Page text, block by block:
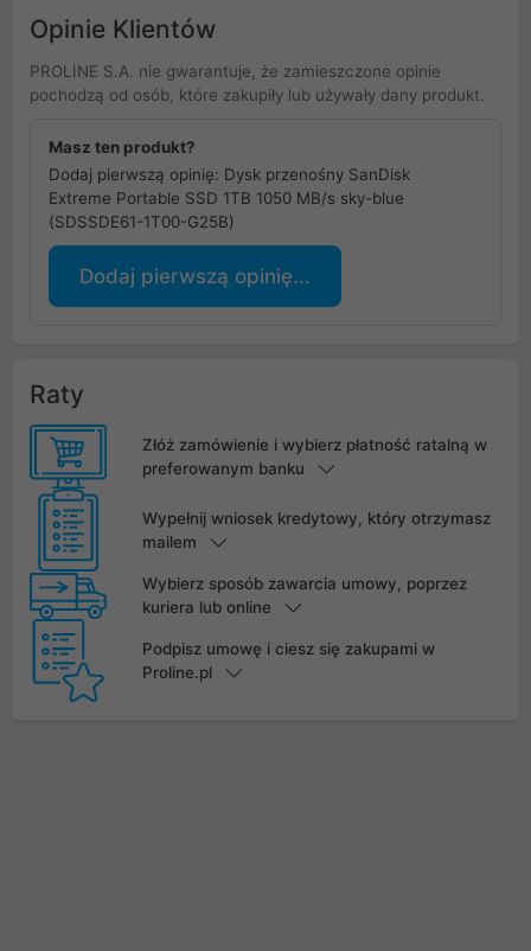
Opinie Klientów
PROLINE S.A. nie gwarantuje, że zamieszczone opinie
pochodzą od osób, które zakupiły lub używały dany produkt.
Masz ten produkt?
Dodaj pierwszą opinię: Dysk przenośny SanDisk
Extreme Portable SSD 1TB 1050 MB/s sky-blue
(SDSSDE61-1T00-G25B)
Dodaj pierwszą opinię...
Raty
Złóż zamówienie i wybierz płatność ratalną w
preferowanym banku
Wypełnij wniosek kredytowy, który otrzymasz
mailem
Wybierz sposób zawarcia umowy, poprzez
kuriera lub online
Podpisz umowę i ciesz się zakupami w
Proline.pl